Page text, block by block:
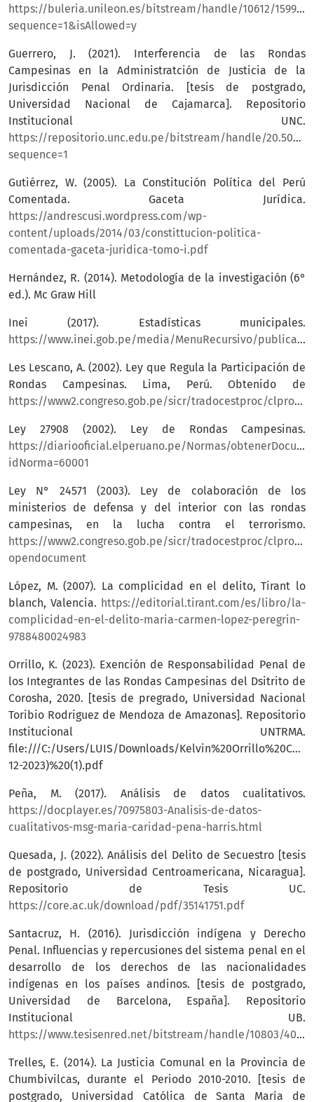
https://buleria.unileon.es/bitstream/handle/10612/15992/
sequence=1&isAllowed=y
Guerrero, J. (2021). Interferencia de las Rondas
Campesinas en la Administratción de Justicia de la
Jurisdicción Penal Ordinaria. [tesis de postgrado,
Universidad Nacional de Cajamarca]. Repositorio
Institucional UNC.
https://repositorio.unc.edu.pe/bitstream/handle/
sequence=1
Gutiérrez, W. (2005). La Constitución Política del Perú
Comentada. Gaceta Jurídica.
https://andrescusi.wordpress.com/wp-
content/uploads/2014/03/constittucion-politica-
comentada-gaceta-juridica-tomo-i.pdf
Hernández, R. (2014). Metodología de la investigación (6°
ed.). Mc Graw Hill
Inei (2017). Estadísticas municipales.
https://www.inei.gob.pe/media/MenuRecursivo/publicaciones_digitales/Est/Lib1534/cap12.pdf
Les Lescano, A. (2002). Ley que Regula la Participación de
Rondas Campesinas. Lima, Perú. Obtenido de
https://www2.congreso.gob.pe/sicr/tradocestproc/clproley2001.nsf/pley/07050E419400C73E05256D25005D3420
Ley 27908 (2002). Ley de Rondas Campesinas.
https://diariooficial.elperuano.pe/Normas/
idNorma=60001
Ley N° 24571 (2003). Ley de colaboración de los
ministerios de defensa y del interior con las rondas
campesinas, en la lucha contra el terrorismo.
https://www2.congreso.gob.pe/sicr/tradocestproc/
opendocument
López, M. (2007). La complicidad en el delito, Tirant lo
blanch, Valencia. https://editorial.tirant.com/es/libro/la-
complicidad-en-el-delito-maria-carmen-lopez-peregrin-
9788480024983
Orrillo, K. (2023). Exención de Responsabilidad Penal de
los Integrantes de las Rondas Campesinas del Dsitrito de
Corosha, 2020. [tesis de pregrado, Universidad Nacional
Toribio Rodriguez de Mendoza de Amazonas]. Repositorio
Institucional UNTRMA.
file:///C:/Users/LUIS/Downloads/
12-2023)%20(1).pdf
Peña, M. (2017). Análisis de datos cualitativos.
https://docplayer.es/70975803-Analisis-de-datos-
cualitativos-msg-maria-caridad-pena-harris.html
Quesada, J. (2022). Análisis del Delito de Secuestro [tesis
de postgrado, Universidad Centroamericana, Nicaragua].
Repositorio de Tesis UC.
https://core.ac.uk/download/pdf/35141751.pdf
Santacruz, H. (2016). Jurisdicción indígena y Derecho
Penal. Influencias y repercusiones del sistema penal en el
desarrollo de los derechos de las nacionalidades
indígenas en los países andinos. [tesis de postgrado,
Universidad de Barcelona, España]. Repositorio
Institucional UB.
https://www.tesisenred.net/bitstream/handle/10803/400018/HBSC_TESIS.pdf
Trelles, E. (2014). La Justicia Comunal en la Provincia de
Chumbivilcas, durante el Periodo 2010-2010. [tesis de
postgrado, Universidad Católica de Santa María de